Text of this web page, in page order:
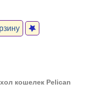
кошелек Pelican